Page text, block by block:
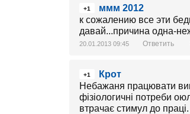
+1
ммм 2012
к сожалению все эти
давай...причина одна-
20.01.2013 09:45 Ответить
+1
Крот
Небажаня працювати
фізіологичні потреби
втрачає стимул до